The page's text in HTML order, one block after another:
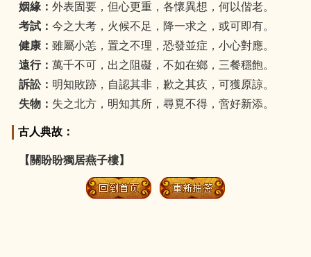
姻緣： 外表固要，但心更重，各懷異想，何以偕老。
考試： 今之大考，火候不足，降一求之，或可即有。
健康： 雖屬小恙，置之不理，恐發並症，小心對應。
遠行： 萬千不可，出之阻礙，不如在鄉，三餐穩飽。
訴訟： 明知敗跡，自認其非，歉之其疚，可獲原諒。
失物： 失之北方，明知其所，尋覓不得，啻好新添。
古人典故：
【關盼盼獨居燕子樓】